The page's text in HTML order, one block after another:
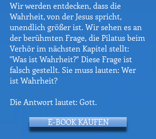
Wir werden entdecken, dass die
Wahrheit, von der Jesus spricht,
unendlich größer ist. Wir sehen es an
der berühmten Frage, die Pilatus beim
Verhör im nächsten Kapitel stellt:
"Was ist Wahrheit?" Diese Frage ist
falsch gestellt. Sie muss lauten: Wer
ist Wahrheit?
Die Antwort lautet: Gott.
E-BOOK KAUFEN